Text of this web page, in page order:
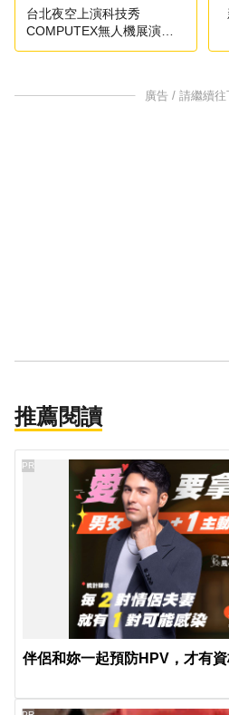
台北夜空上演科技秀
COMPUTEX無人機展演超
震撼
廣告 / 請繼續往
推薦閱讀
伴侶和妳一起預防HPV，才有資
PR